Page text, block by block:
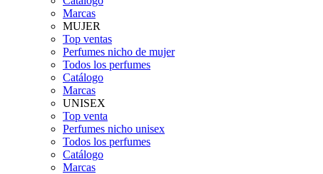
Marcas
MUJER
Top ventas
Perfumes nicho de mujer
Todos los perfumes
Catálogo
Marcas
UNISEX
Top venta
Perfumes nicho unisex
Todos los perfumes
Catálogo
Marcas